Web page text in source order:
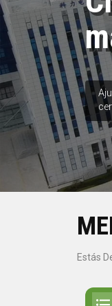
Estás